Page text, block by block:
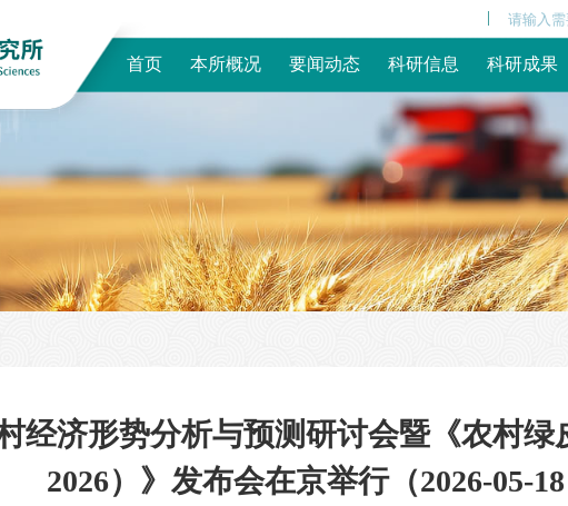
首页 本所概况 要闻动态 科研信息 科研成果
经济形势分析与预测研讨会暨《农村
2026）》发布会在京举行（2026-05-18